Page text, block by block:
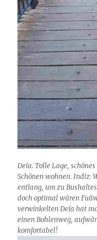
Deía. Tolle Lage,
Schönen wohnen. Indiz:
entlang, um zu
doch optimal wären
verwinkelten Deía hat
einen Bohlenweg,
komfortabel!